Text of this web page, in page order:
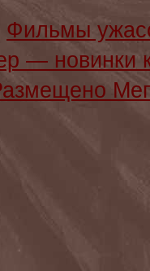
Фильмы
—